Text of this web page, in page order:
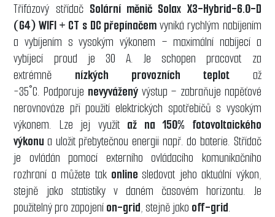
Třífázový střídač Solární měnič Solax X3-Hybrid-6.0-D
(G4) WIFI + CT s DC přepínačemvyniká rychlým nabíjením
a vybíjením s vysokým výkonem – maximální nabíjecí a
vybíjecí proud je 30 A. Je schopen pracovat za
extrémně nízkých provozních teplotaž
-35°C. Podporuje nevyváženývýstup – zabraňuje napěťové
nerovnováze při použití elektrických spotřebičů s vysokým
výkonem. Lze jej využít až na 150% fotovoltaického
výkonua uložit přebytečnou energii např. do baterie. Střídač
je ovládán pomocí externího ovládacího komunikačního
rozhraní a můžete tak onlinesledovat jeho aktuální výkon,
stejně jako statistiky v daném časovém horizontu. Je
použitelný pro zapojeníon-grid, stejně jako off-grid.